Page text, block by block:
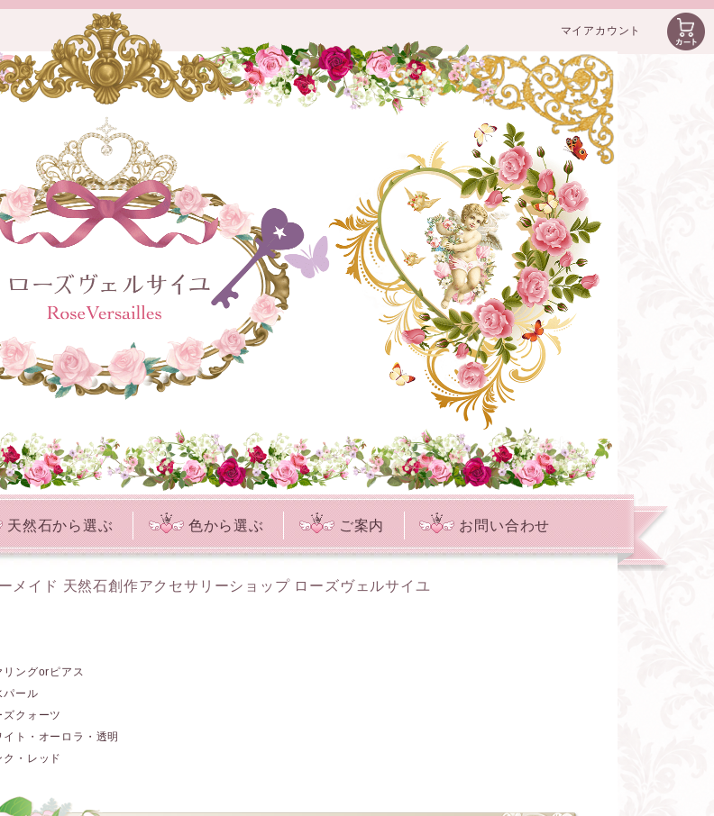
マイアカウント
天然石から選ぶ 色から選ぶ ご案内 お問い合わせ
メイド 天然石創作アクセサリーショップ ローズヴェルサイユ
リングorピアス
パール
ズクォーツ
イト・オーロラ・透明
ク・レッド